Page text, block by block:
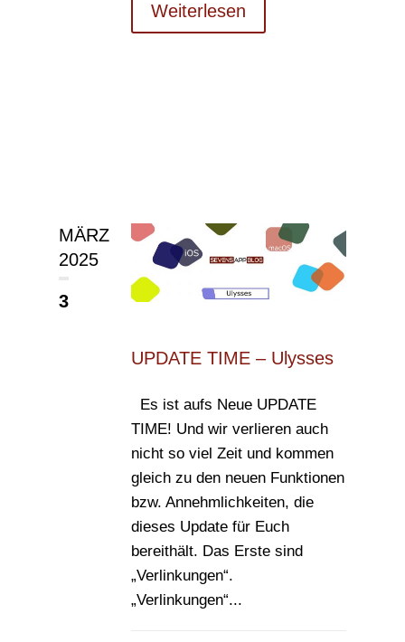
Weiterlesen
MÄRZ
2025
3
UPDATE TIME – Ulysses
Es ist aufs Neue UPDATE
TIME! Und wir verlieren auch
nicht so viel Zeit und kommen
gleich zu den neuen Funktionen
bzw. Annehmlichkeiten, die
dieses Update für Euch
bereithält. Das Erste sind
„Verlinkungen“.
„Verlinkungen“...